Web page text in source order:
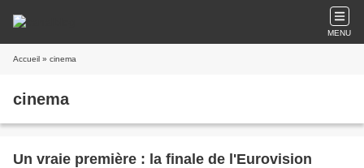
MENU
Accueil » cinema
cinema
Un vraie première : la finale de l'Eurovision